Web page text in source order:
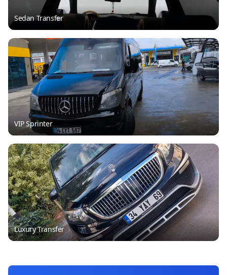
Sedan Transfer
VIP Sprinter
Luxury Transfer